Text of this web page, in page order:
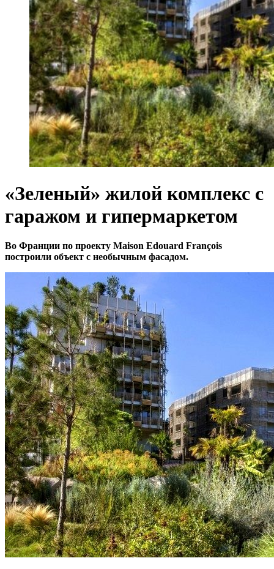
«Зеленый» жилой комплекс с
гаражом и гипермаркетом
Во Франции по проекту Maison Edouard François
построили объект с необычным фасадом.